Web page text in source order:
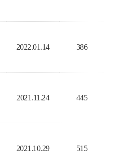
2022.01.14 386
2021.11.24 445
2021.10.29 515